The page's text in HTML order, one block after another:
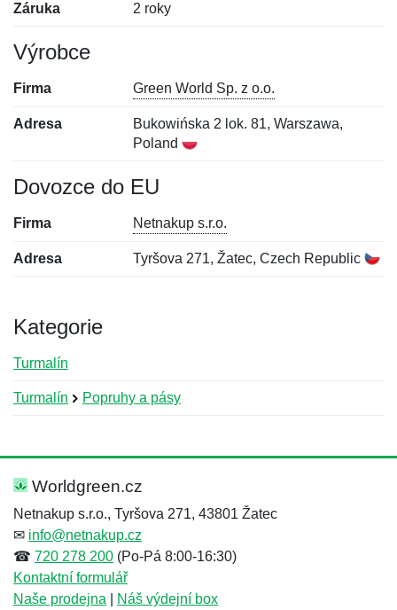
Záruka 2 roky
Výrobce
Firma Green World Sp. z o.o.
Adresa
Bukowińska 2 lok. 81, Warszawa,
Poland
Dovozce do EU
Firma Netnakup s.r.o.
Adresa Tyršova 271, Žatec, Czech Republic
Kategorie
Turmalín
Turmalín Popruhy a pásy
Hodnocení:
Jméno: *
Jméno:
E-mail:*
Worldgreen.cz
Netnakup s.r.o., Tyršova 271, 43801 Žatec
✉ info@netnakup.cz
☎ 720 278 200 (Po-Pá 8:00-16:30)
Kontaktní formulář
Naše prodejna
Náš výdejní box